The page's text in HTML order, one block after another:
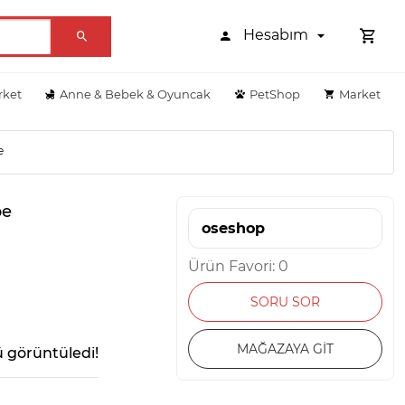
Hesabım
Anne & Bebek & Oyuncak PetShop Market
oseshop
Ürün Favori: 0
SORU SOR
MAĞAZAYA GİT
görüntüledi!